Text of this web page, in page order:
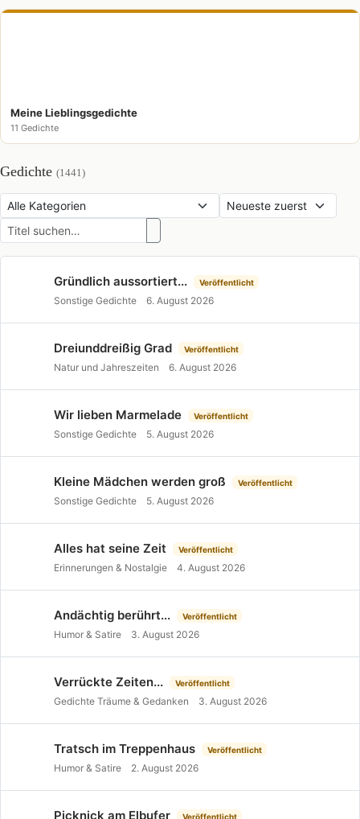
Meine Lieblingsgedichte
11 Gedichte
Gedichte (1441)
Gründlich aussortiert... Veröffentlicht
Sonstige Gedichte 6. August 2026
Dreiunddreißig Grad Veröffentlicht
Natur und Jahreszeiten 6. August 2026
Wir lieben Marmelade Veröffentlicht
Sonstige Gedichte 5. August 2026
Kleine Mädchen werden groß Veröffentlicht
Sonstige Gedichte 5. August 2026
Alles hat seine Zeit Veröffentlicht
Erinnerungen & Nostalgie 4. August 2026
Andächtig berührt... Veröffentlicht
Humor & Satire 3. August 2026
Verrückte Zeiten... Veröffentlicht
Gedichte Träume & Gedanken 3. August 2026
Tratsch im Treppenhaus Veröffentlicht
Humor & Satire 2. August 2026
Picknick am Elbufer Veröffentlicht